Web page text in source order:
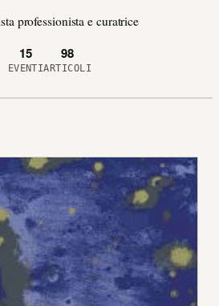
professionista e curatrice
15
EVENTI
98
ARTICOLI